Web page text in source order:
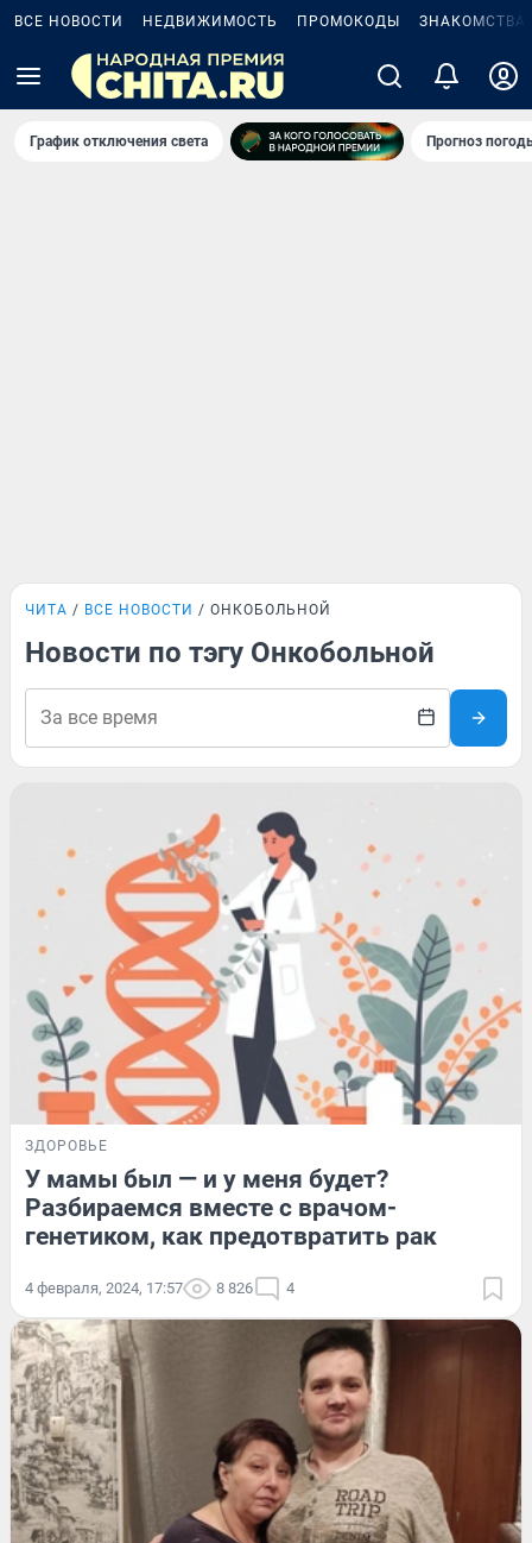
ВСЕ НОВОСТИ НЕДВИЖИМОСТЬ ПРОМОКОДЫ ЗНАКОМСТВА
График отключения света Прогноз
ЧИТА ВСЕ НОВОСТИ ОНКОБОЛЬНОЙ
Новости по тэгу Онкобольной
ЗДОРОВЬЕ
У мамы был — и у меня будет?
Разбираемся вместе с врачом-
генетиком, как предотвратить рак
4 февраля, 2024, 17:57 8 826 4